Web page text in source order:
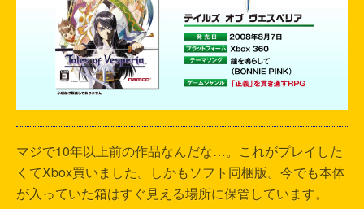
マジで10年以上前の作品なんだな…。これがプレイした
くてXbox買いました。しかもソフト同梱版。今でも本体
が入っていた箱はすぐ見える場所に保管しています。